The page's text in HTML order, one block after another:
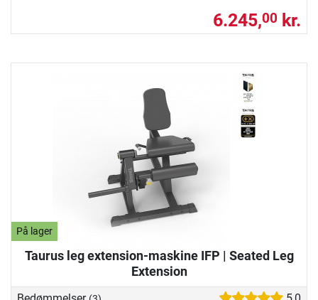
6.245,00 kr.
På lager
Taurus leg extension-maskine IFP | Seated Leg
Extension